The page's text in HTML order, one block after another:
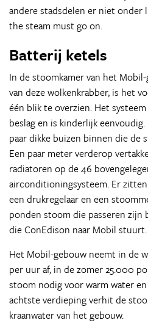
andere stadsdelen er niet
the steam must go on.
Batterij ketels
In de stoomkamer van het
van deze wolkenkrabber, is het
één blik te overzien. Het
beslag en is kinderlijk
paar dikke buizen binnen die de
Een paar meter verderop
radiatoren op de 46
airconditioningsysteem. Er
een drukregelaar en een
ponden stoom die passeren zijn
die ConEdison naar Mobil stuurt.
Het Mobil-gebouw neemt in de
per uur af, in de zomer 25.000
stoom nodig voor warm water
achtste verdieping verhit de
kraanwater van het gebouw.